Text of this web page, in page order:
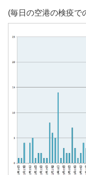
(毎日の空港の検疫で